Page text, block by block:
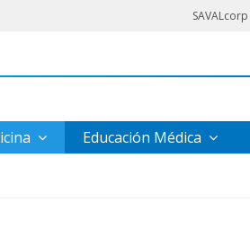
SAVALcorp
Educación Médica